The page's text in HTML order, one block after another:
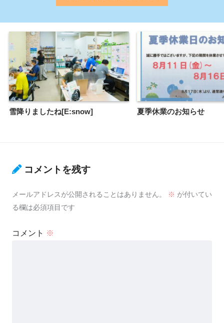
雪降りましたね[E:snow] 夏季休業のお知らせ
コメントを残す
メールアドレスが公開されることはありません。 ※ が付いてい
る欄は必須項目です
コメント ※